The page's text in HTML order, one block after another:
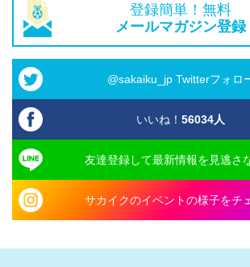
登録簡単！無料
メールマガジン登録
@sakaiku_jp Twitterフォロ
いいね！ 56034人
友達登録して最新情報を見逃さ
サカイクのイベントの様子をチ